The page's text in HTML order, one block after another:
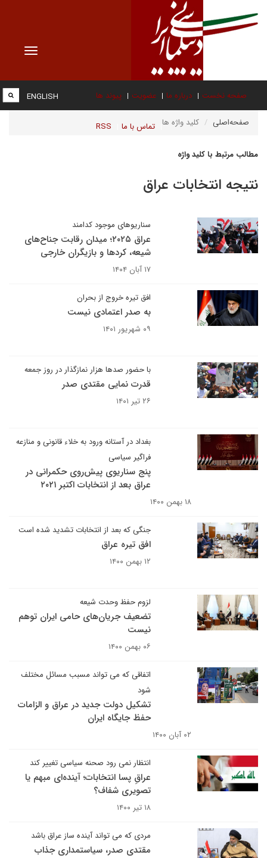
Toggle
صفحه نخست درباره ما عضویت پیوند ها
تماس با ما RSS
ENGLISH
صفحه‌اصلی کلید واژه ها
مطالب مرتبط با کلید واژه
نتیجه انتخابات عراق
سناریوهای موجود کدامند
عراق ۲۰۲۵؛ میدان رقابت جناح‌های
شیعه، کردها و بازیگران خارجی
۱۷ آبان ۱۴۰۴
افق تیره خروج از بحران
به صدر اعتمادی نیست
۰۹ شهریور ۱۴۰۱
با حضور صدها هزار نمازگذار در روز جمعه
قدرت نمایی مقتدی صدر
۲۶ تیر ۱۴۰۱
بغداد در آستانه ورود به خلاء قانونی و منازعه
فراگیر سیاسی
پنج سناریوی پیش‌روی حکمرانی در
عراق بعد از انتخابات اکتبر ۲۰۲۱
۱۸ بهمن ۱۴۰۰
جنگی که بعد از انتخابات تشدید شده است
افق تیره عراق
۱۲ بهمن ۱۴۰۰
لزوم حفظ وحدت شیعه
تضعیف جریان‌های حامی ایران توهم
نیست
۰۶ بهمن ۱۴۰۰
اتفاقی که می تواند مسبب مسائل مختلف
شود
تشکیل دولت جدید در عراق و الزامات
حفظ جایگاه ایران
۰۲ آبان ۱۴۰۰
انتظار نمی رود صحنه سیاسی تغییر کند
عراقِ پسا انتخابات؛ آینده‌ای مبهم یا
تصویری شفاف؟
۱۸ تیر ۱۴۰۰
مردی که می تواند آینده ساز عراق باشد
مقتدی صدر، سیاستمداری جذاب